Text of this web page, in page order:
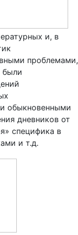
и, в
проблемами,
были
обыкновенными
дневников от
специфика в
и т.д.